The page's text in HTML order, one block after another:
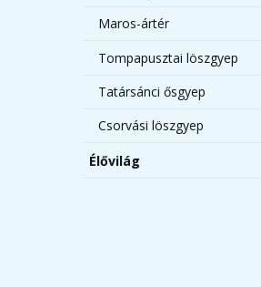
Maros-ártér
Tompapusztai löszgyep
Tatársánci ősgyep
Csorvási löszgyep
Élővilág